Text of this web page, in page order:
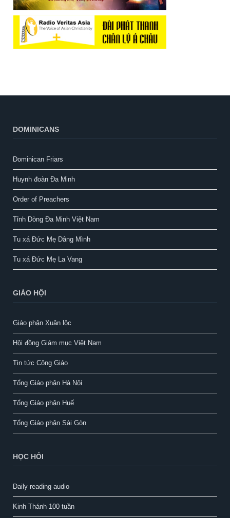
DOMINICANS
Dominican Friars
Huynh đoàn Đa Minh
Order of Preachers
Tỉnh Dòng Đa Minh Việt Nam
Tu xá Đức Mẹ Dâng Mình
Tu xá Đức Mẹ La Vang
GIÁO HỘI
Giáo phận Xuân lộc
Hội đồng Giám mục Việt Nam
Tin tức Công Giáo
Tổng Giáo phận Hà Nội
Tổng Giáo phận Huế
Tổng Giáo phận Sài Gòn
HỌC HỎI
Daily reading audio
Kinh Thánh 100 tuần